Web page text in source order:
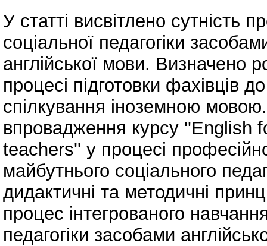
У статті висвітлено сутність
соціальної педагогіки
англійської мови. Визначено
процесі підготовки фахівців
спілкування іноземною
впровадження курсу ''English
teachers'' у процесі
майбутнього соціального
дидактичні та методичні
процес інтегрованого
педагогіки засобами